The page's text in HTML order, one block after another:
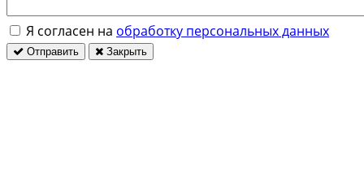
Я согласен на обработку персональных данных
Отправить Закрыть